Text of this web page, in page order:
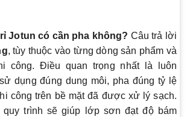
Jotun có cần pha không? Câu trả lời
, tùy thuộc vào từng dòng sản phẩm và
công. Điều quan trọng nhất là luôn
dụng đúng dung môi, pha đúng tỷ lệ
công trên bề mặt đã được xử lý sạch.
quy trình sẽ giúp lớp sơn đạt độ bám